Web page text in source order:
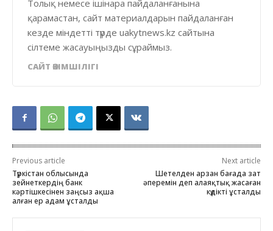
Толық немесе ішінара пайдаланғанына
қарамастан, сайт материалдарын пайдаланған
кезде міндетті түрде uakytnews.kz сайтына
сілтеме жасауыңызды сұраймыз.
САЙТ ӘКІМШІЛІГІ
Previous article
Түркістан облысында
зейнеткердің банк
кәртішкесінен заңсыз ақша
алған ер адам ұсталды
Next article
Шетелден арзан бағада зат
әперемін деп алаяқтық жасаған
күдікті ұсталды